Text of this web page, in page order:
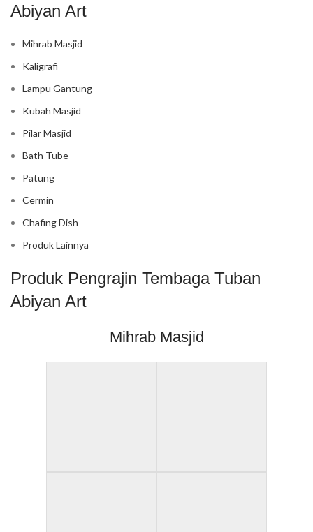
Abiyan Art
Mihrab Masjid
Kaligrafi
Lampu Gantung
Kubah Masjid
Pilar Masjid
Bath Tube
Patung
Cermin
Chafing Dish
Produk Lainnya
Produk Pengrajin Tembaga Tuban
Abiyan Art
Mihrab Masjid